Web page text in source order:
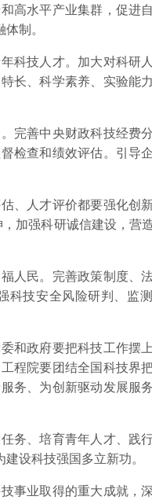
高水平产业集群，促进
制。
技人才。加大对科研人
长、科学素养、实验能
善中央财政科技经费
检查和绩效评估。引导
人才评价都要强化创新
加强科研诚信建设，营
民。完善政策制度、
科技安全风险研判、监
和政府要把科技工作摆
程院要团结全国科技界
务、为创新驱动发展服
务、培育青年人才、践
设科技强国多立新功。
事业取得的重大成就，